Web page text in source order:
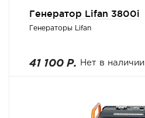
Генератор Lifan 3800i
Генераторы Lifan
41 100 Р. Нет в наличии